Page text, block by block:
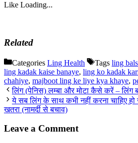
Like Loading...
Related
Categories Ling Health Tags ling
ling kadak kaise banaye, ling ko kadak
chahiye, majboot ling ke liye kya khaye,
लिंग (पेनिस) लम्बा और मोटा कैसे करें – लिंग
ये सब लिंग के साथ कभी नहीं करना चाहिए
खतरा (नामर्दी से बचाव)
Leave a Comment